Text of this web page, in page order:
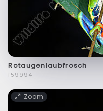
Rotaugenlaubfrosch
f59994
Zoom